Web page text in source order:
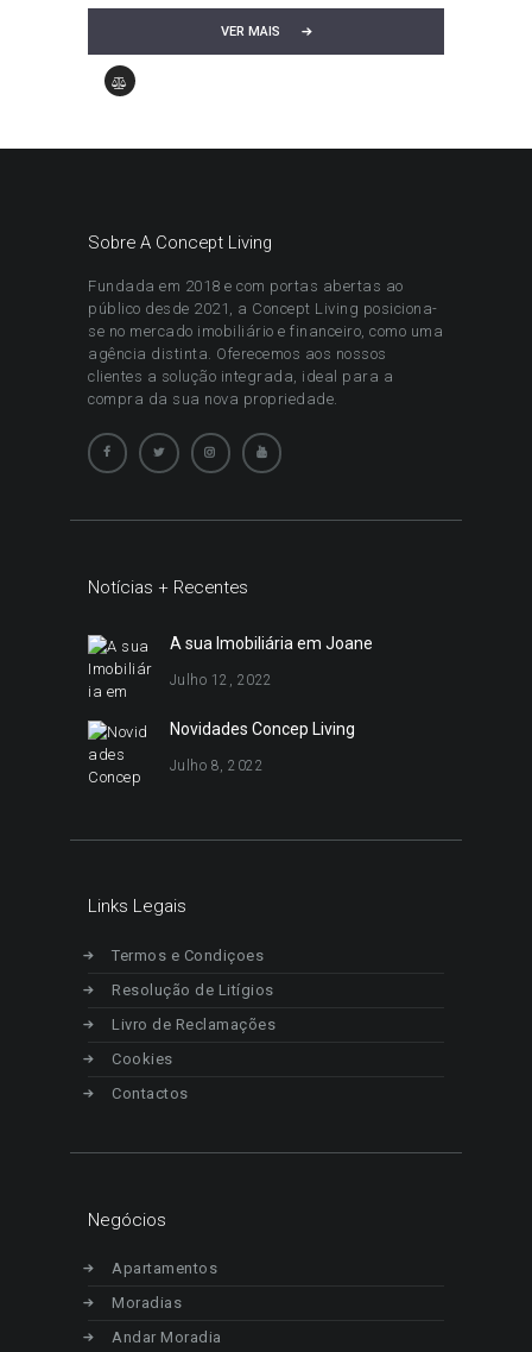
VER MAIS
Sobre A Concept Living
Fundada em 2018 e com portas abertas ao
público desde 2021, a Concept Living posiciona-
se no mercado imobiliário e financeiro, como uma
agência distinta. Oferecemos aos nossos
clientes a solução integrada, ideal para a
compra da sua nova propriedade.
Notícias + Recentes
A sua Imobiliária em Joane
Julho 12, 2022
Novidades Concep Living
Julho 8, 2022
Links Legais
Termos e Condiçoes
Resolução de Litígios
Livro de Reclamações
Cookies
Contactos
Negócios
Apartamentos
Moradias
Andar Moradia